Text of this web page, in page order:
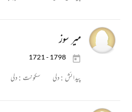
میر سوز
1721 - 1798
پیدائش :دلی سکونت :دلی